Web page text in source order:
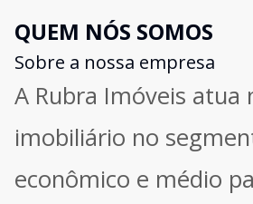
QUEM NÓS SOMOS
Sobre a nossa empresa
A Rubra Imóveis atua
imobiliário no
econômico e médio